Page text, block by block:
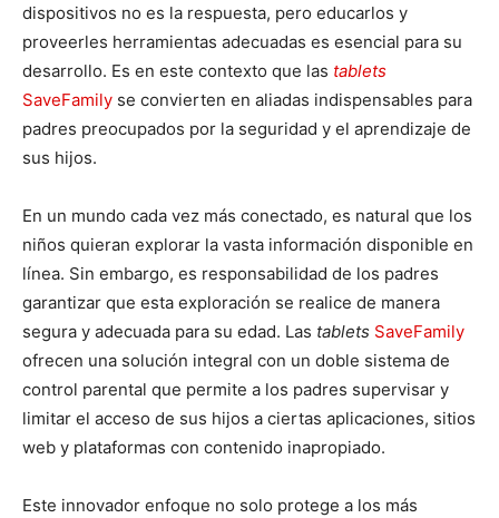
dispositivos no es la respuesta, pero educarlos y
proveerles herramientas adecuadas es esencial para su
desarrollo. Es en este contexto que las tablets
SaveFamily se convierten en aliadas indispensables para
padres preocupados por la seguridad y el aprendizaje de
sus hijos.
En un mundo cada vez más conectado, es natural que los
niños quieran explorar la vasta información disponible en
línea. Sin embargo, es responsabilidad de los padres
garantizar que esta exploración se realice de manera
segura y adecuada para su edad. Las tablets SaveFamily
ofrecen una solución integral con un doble sistema de
control parental que permite a los padres supervisar y
limitar el acceso de sus hijos a ciertas aplicaciones, sitios
web y plataformas con contenido inapropiado.
Este innovador enfoque no solo protege a los más